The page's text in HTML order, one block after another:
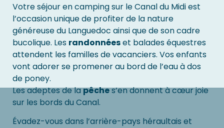
Votre séjour en camping sur le Canal du Midi est
l’occasion unique de profiter de la nature
généreuse du Languedoc ainsi que de son cadre
bucolique. Les randonnéeset balades équestres
attendent les familles de vacanciers. Vos enfants
vont adorer se promener au bord de l’eau à dos
de poney.
Les adeptes de lapêches’en donnent à cœur joie
sur les bords du Canal.
Évadez-vous dans l’arrière-pays héraultais et